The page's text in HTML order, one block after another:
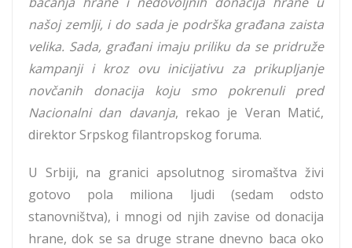
našoj zemlji, i do sada je podrška građana zaista
velika. Sada, građani imaju priliku da se pridruže
kampanji i kroz ovu inicijativu za prikupljanje
novčanih donacija koju smo pokrenuli pred
Nacionalni dan davanja, rekao je Veran Matić,
direktor Srpskog filantropskog foruma.
U Srbiji, na granici apsolutnog siromaštva živi
gotovo pola miliona ljudi (sedam odsto
stanovništva), i mnogi od njih zavise od donacija
hrane, dok se sa druge strane dnevno baca oko